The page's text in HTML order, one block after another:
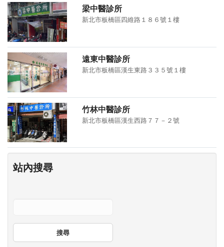
梁中醫診所
新北市板橋區四維路１８６號１樓
遠東中醫診所
新北市板橋區漢生東路３３５號１樓
竹林中醫診所
新北市板橋區漢生西路７７－２號
站內搜尋
搜尋